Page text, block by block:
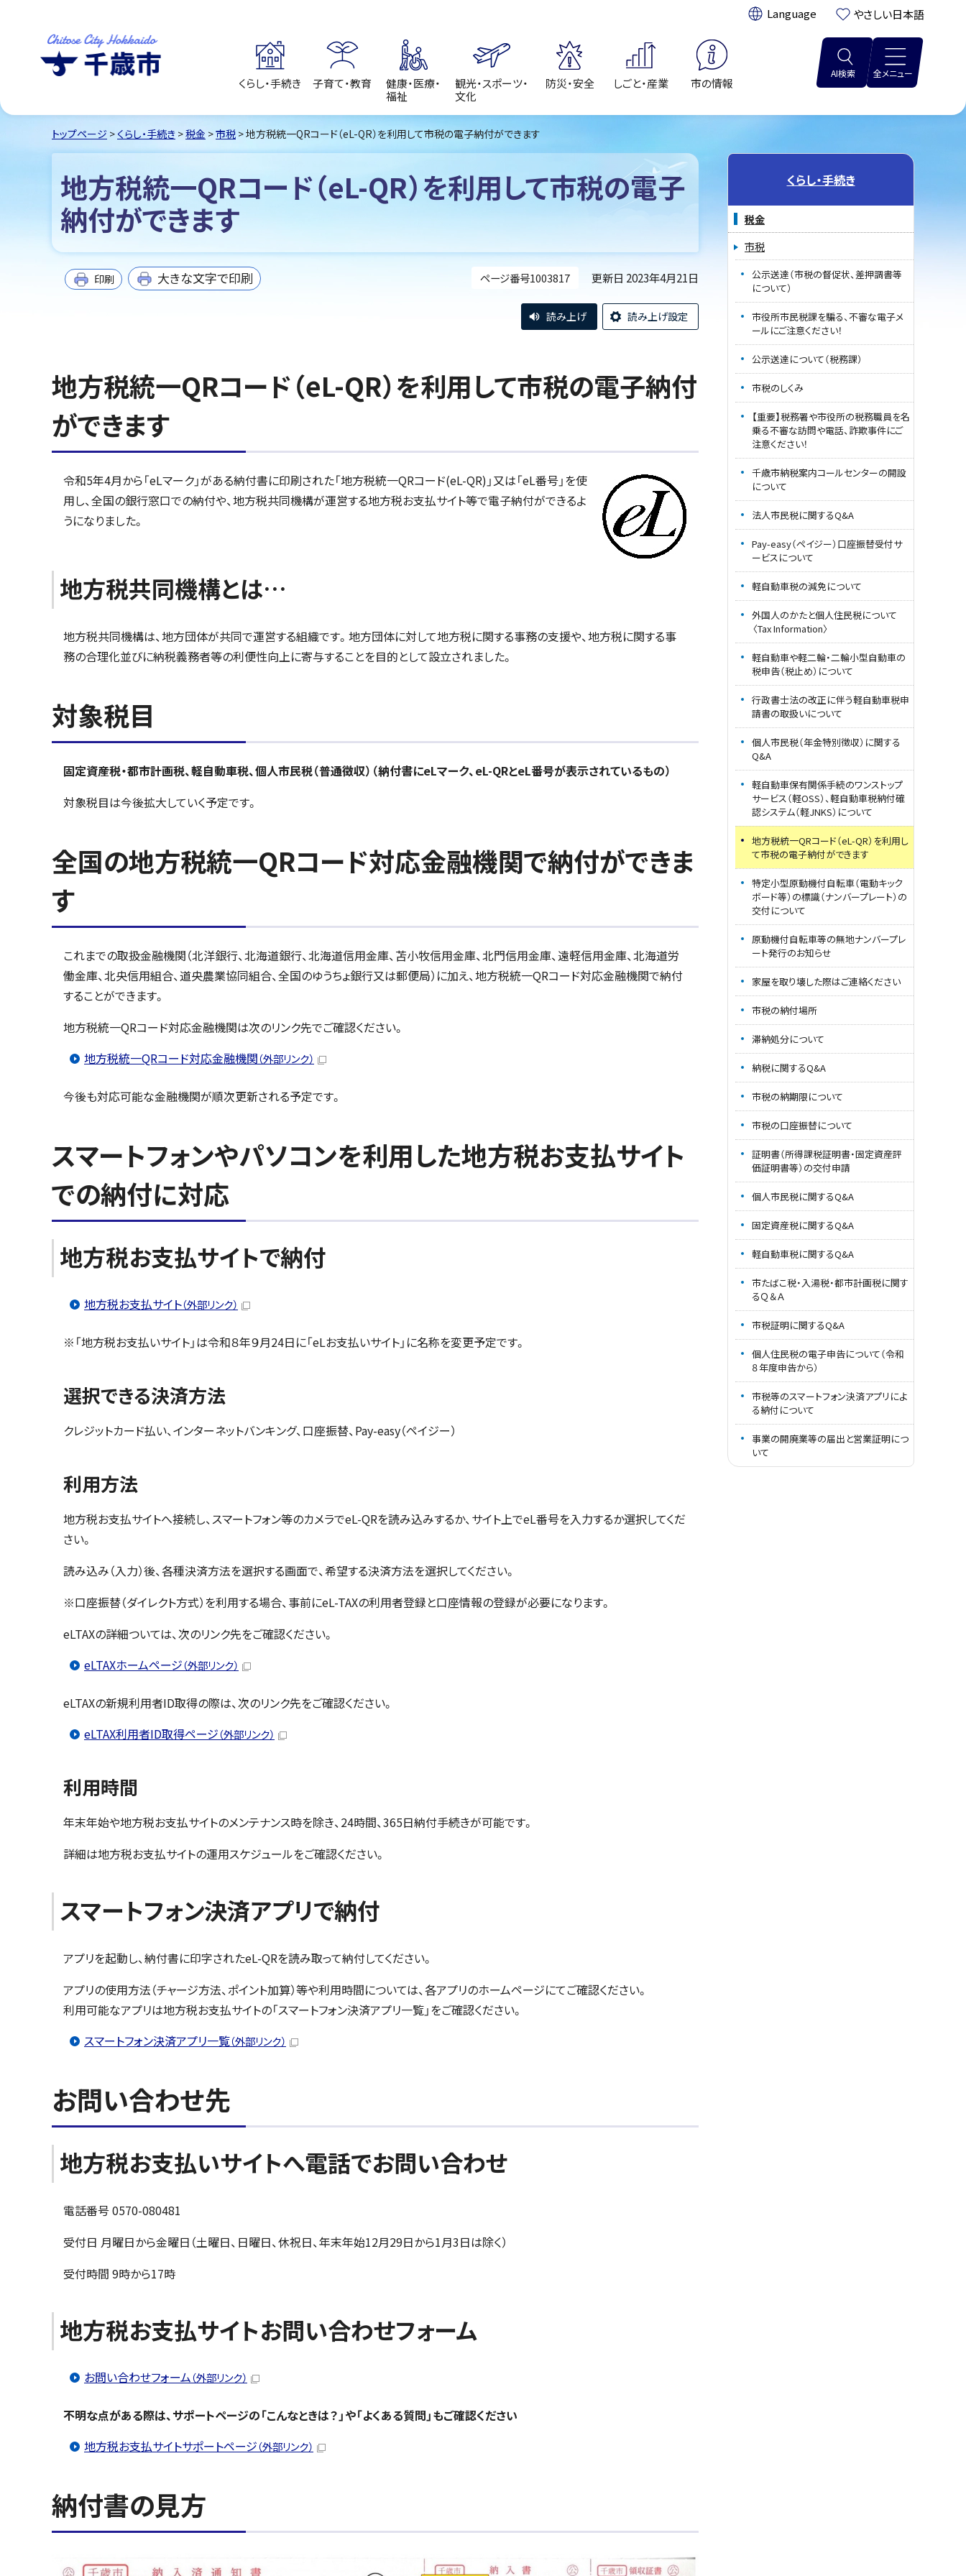
翻訳: やさしい日本語
くらし・手続き 子育て・教育
健康・医療・
福祉
観光・スポーツ・
文化
防災・安全 しごと・産業 市の情報
AI検索 全メニュー
トップページ > くらし・手続き >税金 >市税 > 地方税統一QRコード（eL-QR）を利用して市税の電子納付ができます
地方税統一QRコード（eL-QR）を利用して市税の電子
納付ができます
ページ番号1003817 更新日 2023年4月21日
印刷 大きな文字で印刷
読み上げ 読み上げ設定
地方税統一QRコード（eL-QR）を利用して市税の電子納付
ができます
令和5年4月から「eLマーク」がある納付書に印刷された「地方税統一QRコード(eL-QR)」又は「eL番号」を使
用し、全国の銀行窓口での納付や、地方税共同機構が運営する地方税お支払サイト等で電子納付ができるよ
うになりました。
地方税共同機構とは…
地方税共同機構は、地方団体が共同で運営する組織です。地方団体に対して地方税に関する事務の支援や、地方税に関する事
務の合理化並びに納税義務者等の利便性向上に寄与することを目的として設立されました。
対象税目
固定資産税・都市計画税、軽自動車税、個人市民税（普通徴収）（納付書にeLマーク、eL-QRとeL番号が表示されているもの）
対象税目は今後拡大していく予定です。
全国の地方税統一QRコード対応金融機関で納付ができま
す
これまでの取扱金融機関（北洋銀行、北海道銀行、北海道信用金庫、苫小牧信用金庫、北門信用金庫、遠軽信用金庫、北海道労
働金庫、北央信用組合、道央農業協同組合、全国のゆうちょ銀行又は郵便局）に加え、地方税統一QRコード対応金融機関で納付
することができます。
地方税統一QRコード対応金融機関は次のリンク先でご確認ください。
地方税統一QRコード対応金融機関（外部リンク）
今後も対応可能な金融機関が順次更新される予定です。
スマートフォンやパソコンを利用した地方税お支払サイト
での納付に対応
地方税お支払サイトで納付
地方税お支払サイト（外部リンク）
※「地方税お支払いサイト」は令和８年９月24日に「eLお支払いサイト」に名称を変更予定です。
選択できる決済方法
クレジットカード払い、インターネットバンキング、口座振替、Pay-easy（ペイジー）
利用方法
地方税お支払サイトへ接続し、スマートフォン等のカメラでeL-QRを読み込みするか、サイト上でeL番号を入力するか選択してくだ
さい。
読み込み（入力）後、各種決済方法を選択する画面で、希望する決済方法を選択してください。
※口座振替（ダイレクト方式）を利用する場合、事前にeL-TAXの利用者登録と口座情報の登録が必要になります。
eLTAXの詳細ついては、次のリンク先をご確認ください。
eLTAXホームページ（外部リンク）
eLTAXの新規利用者ID取得の際は、次のリンク先をご確認ください。
eLTAX利用者ID取得ページ（外部リンク）
利用時間
年末年始や地方税お支払サイトのメンテナンス時を除き、24時間、365日納付手続きが可能です。
詳細は地方税お支払サイトの運用スケジュールをご確認ください。
スマートフォン決済アプリで納付
アプリを起動し、納付書に印字されたeL-QRを読み取って納付してください。
アプリの使用方法（チャージ方法、ポイント加算）等や利用時間については、各アプリのホームページにてご確認ください。
利用可能なアプリは地方税お支払サイトの「スマートフォン決済アプリ一覧」をご確認ください。
スマートフォン決済アプリ一覧（外部リンク）
お問い合わせ先
地方税お支払いサイトへ電話でお問い合わせ
電話番号 0570-080481
受付日 月曜日から金曜日（土曜日、日曜日、休祝日、年末年始12月29日から1月3日は除く）
受付時間 9時から17時
地方税お支払サイトお問い合わせフォーム
お問い合わせフォーム（外部リンク）
不明な点がある際は、サポートページの「こんなときは？」や「よくある質問」もご確認ください
地方税お支払サイトサポートページ（外部リンク）
納付書の見方
くらし・手続き
税金
市税
公示送達（市税の督促状、差押調書等
について）
市役所市民税課を騙る、不審な電子メ
ールにご注意ください！
公示送達について（税務課）
市税のしくみ
【重要】税務署や市役所の税務職員を名
乗る不審な訪問や電話、詐欺事件にご
注意ください！
千歳市納税案内コールセンターの開設
について
法人市民税に関するQ&A
Pay-easy（ペイジー）口座振替受付サ
ービスについて
軽自動車税の減免について
外国人のかたと個人住民税について
〈Tax Information〉
軽自動車や軽二輪・二輪小型自動車の
税申告（税止め）について
行政書士法の改正に伴う軽自動車税申
請書の取扱いについて
個人市民税（年金特別徴収）に関する
Q&A
軽自動車保有関係手続のワンストップ
サービス（軽OSS）、軽自動車税納付確
認システム（軽JNKS）について
地方税統一QRコード（eL-QR）を利用し
て市税の電子納付ができます
特定小型原動機付自転車（電動キック
ボード等）の標識（ナンバープレート）の
交付について
原動機付自転車等の無地ナンバープレ
ート発行のお知らせ
家屋を取り壊した際はご連絡ください
市税の納付場所
滞納処分について
納税に関するQ&A
市税の納期限について
市税の口座振替について
証明書（所得課税証明書・固定資産評
価証明書等）の交付申請
個人市民税に関するQ&A
固定資産税に関するQ&A
軽自動車税に関するQ&A
市たばこ税・入湯税・都市計画税に関す
るＱ＆Ａ
市税証明に関するQ&A
個人住民税の電子申告について（令和
８年度申告から）
市税等のスマートフォン決済アプリによ
る納付について
事業の開廃業等の届出と営業証明につ
いて